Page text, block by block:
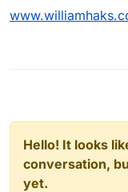
Hello! It looks
conversation,
yet.